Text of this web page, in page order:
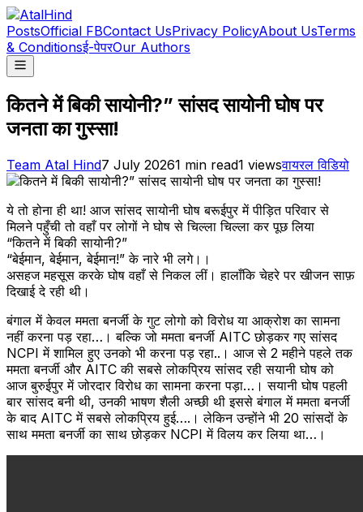
PostsOfficial FBContact UsPrivacy PolicyAbout UsTerms
& Conditionsई-पेपरOur Authors
कितने में बिकी सायोनी?” सांसद सायोनी घोष पर
जनता का गुस्सा!
Team Atal Hind7 July 20261 min read1 viewsवायरल विडियो
ये तो होना ही था! आज सांसद सायोनी घोष बरूईपुर में पीड़ित परिवार से
मिलने पहुँची तो वहाँ पर लोगों ने घोष से चिल्ला चिल्ला कर पूछ लिया
“कितने में बिकी सायोनी?”
“बेईमान, बेईमान, बेईमान!” के नारे भी लगे।।
असहज महसूस करके घोष वहाँ से निकल लीं। हालाँकि चेहरे पर खीजन साफ़
दिखाई दे रही थी।
बंगाल में केवल ममता बनर्जी के गुट लोगो को विरोध या आक्रोश का सामना
नहीं करना पड़ रहा…। बल्कि जो ममता बनर्जी AITC छोड़कर गए सांसद
NCPI में शामिल हुए उनको भी करना पड़ रहा..। आज से 2 महीने पहले तक
ममता बनर्जी और AITC की सबसे लोकप्रिय सांसद रही सयानी घोष को
आज बुरुईपुर में जोरदार विरोध का सामना करना पड़ा…। सयानी घोष पहली
बार सांसद बनी थी, उनकी भाषण शैली अच्छी थी इससे बंगाल में ममता बनर्जी
के बाद AITC में सबसे लोकप्रिय हुई….। लेकिन उन्होंने भी 20 सांसदों के
साथ ममता बनर्जी का साथ छोड़कर NCPI में विलय कर लिया था…।